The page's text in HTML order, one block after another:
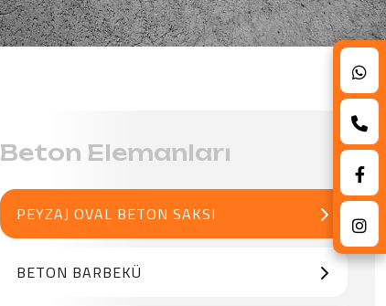
Beton Elemanları
PEYZAJ OVAL BETON SAKSI
BETON BARBEKÜ